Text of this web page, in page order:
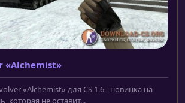
«Alchemist»
«Alchemist» для CS 1.6 - новинка на
которая не оставит...